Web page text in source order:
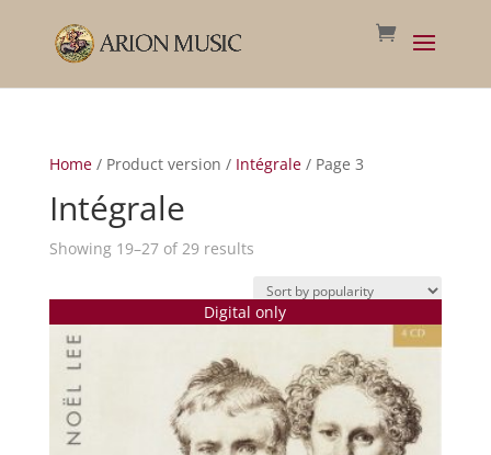
Home/ Product version / Intégrale/ Page 3
Intégrale
Showing 19–27 of 29 resultsSorted
popularity
Digital only